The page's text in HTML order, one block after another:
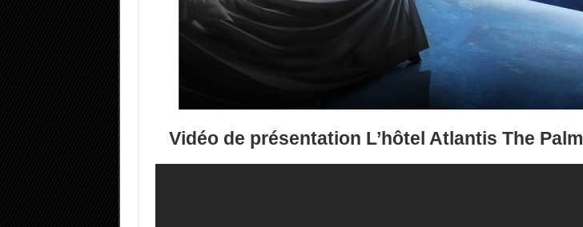
Vidéo de présentation L’hôtel Atlantis The Palm